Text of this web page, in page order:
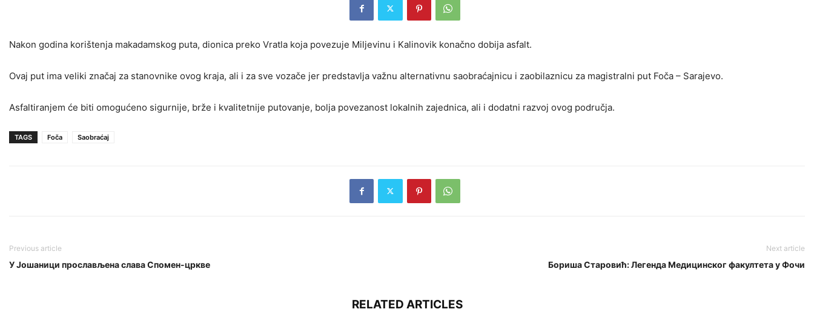
Nakon godina korištenja makadamskog puta, dionica preko Vratla koja povezuje Miljevinu i Kalinovik konačno dobija asfalt.
Ovaj put ima veliki značaj za stanovnike ovog kraja, ali i za sve vozače jer predstavlja važnu alternativnu saobraćajnicu i zaobilaznicu za magistralni put Foča – Sarajevo.
Asfaltiranjem će biti omogućeno sigurnije, brže i kvalitetnije putovanje, bolja povezanost lokalnih zajednica, ali i dodatni razvoj ovog područja.
TAGS Foča Saobraćaj
Previous article
У Јошаници прослављена слава Спомен-цркве
Next article
Бориша Старовић: Легенда Медицинског факултета у Фочи
RELATED ARTICLES